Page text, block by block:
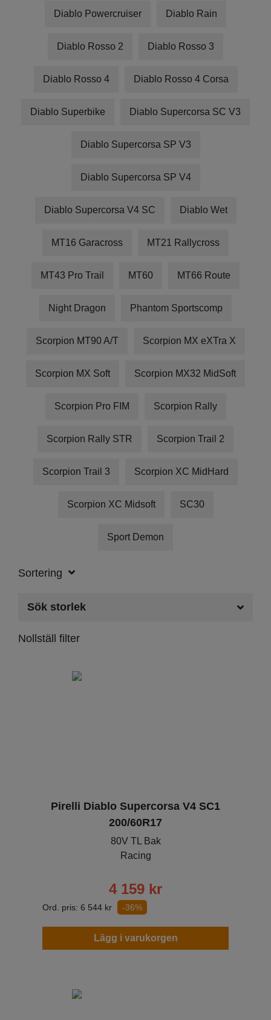
Diablo Powercruiser Diablo Rain
Diablo Rosso 2 Diablo Rosso 3
Diablo Rosso 4 Diablo Rosso 4 Corsa
Diablo Superbike Diablo Supercorsa SC V3
Diablo Supercorsa SP V3
Diablo Supercorsa SP V4
Diablo Supercorsa V4 SC Diablo Wet
MT16 Garacross MT21 Rallycross
MT43 Pro Trail MT60 MT66 Route
Night Dragon Phantom Sportscomp
Scorpion MT90 A/T Scorpion MX eXTra X
Scorpion MX Soft Scorpion MX32 MidSoft
Scorpion Pro FIM Scorpion Rally
Scorpion Rally STR Scorpion Trail 2
Scorpion Trail 3 Scorpion XC MidHard
Scorpion XC Midsoft SC30
Sport Demon
Sortering
Sök storlek
Nollställ filter
Pirelli Diablo Supercorsa V4 SC1
200/60R17
80V TL Bak
Racing
4 159 kr
Ord. pris: 6 544 kr -36%
Lägg i varukorgen